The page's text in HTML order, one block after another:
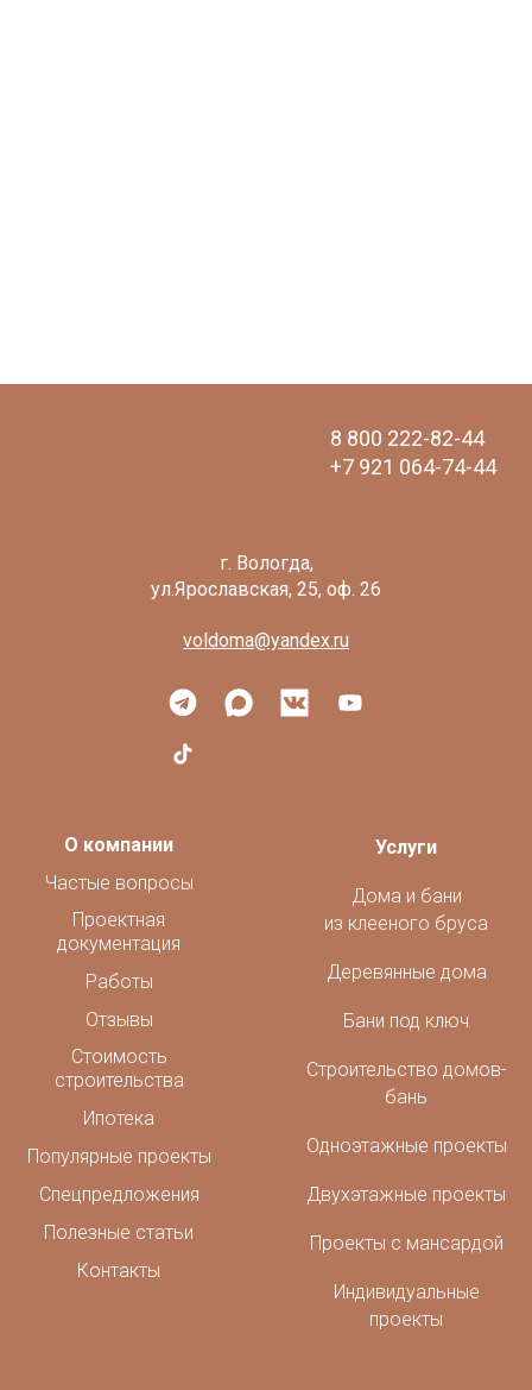
8 800 222-82-44
+7 921 064-74-44
voldoma@yandex.ru
Услуги
Дома и бани
из клееного бруса
Деревянные дома
Бани под ключ
Строительство домов-
бань
Одноэтажные проекты
Двухэтажные проекты
Проекты с мансардой
Индивидуальные
проекты
О компании
Частые вопросы
Проектная
документация
Работы
Отзывы
Стоимость
строительства
Ипотека
Популярные проекты
Спецпредложения
Полезные статьи
Контакты